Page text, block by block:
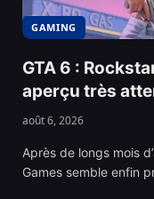
GAMING
GTA 6 :
aperçu très
août 6, 2026
Après de longs mois
Games semble enfin